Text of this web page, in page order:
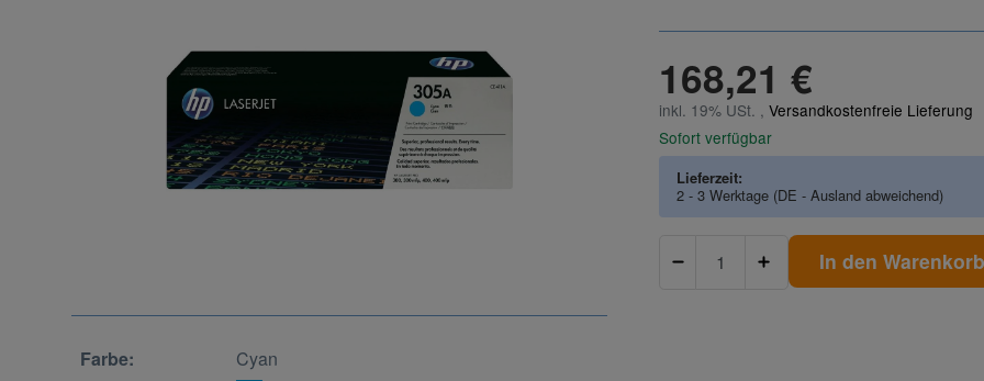
Farbe: Cyan
168,21 €
inkl. 19% USt. ,Versandkostenfreie Lieferung
Sofort verfügbar
Lieferzeit:
2 - 3 Werktage (DE - Ausland abweichend)
In den